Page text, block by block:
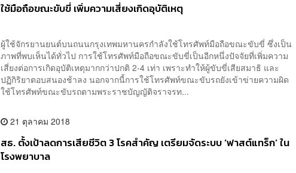
ใช้มือถือขณะขับขี่ เพิ่มความเสี่ยงเกิดอุบัติเหตุ
ผู้ใช้จักรยานยนต์บนถนนกรุงเทพมหานครกำลังใช้โทรศัพท์มือถือขณะขับขี่ ซึ่งเป็น
ภาพที่พบเห็นได้ทั่วไป การใช้โทรศัพท์มือถือขณะขับขี่เป็นอีกหนึ่งปัจจัยที่เพิ่มความ
เสี่ยงต่อการเกิดอุบัติเหตุมากกว่าปกติ 2-4 เท่า เพราะทำให้ผู้ขับขี่เสียสมาธิ และ
ปฏิกิริยาตอบสนองช้าลง นอกจากนี้การใช้โทรศัพท์ขณะขับรถยังเข้าข่ายความผิด
ใช้โทรศัพท์ขณะขับรถตามพระราชบัญญัติจราจรท...
21 ตุลาคม 2018
สธ. ตั้งเป้าลดการเสียชีวิต 3 โรคสำคัญ เตรียมจัดระบบ ‘ฟาสต์แทร็ก’ ใน
โรงพยาบาล